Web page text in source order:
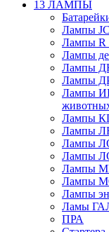
13 ЛАМПЫ
Лампы
Лампы R
Лампы
Лампы
Лампы
Лампы
Лампы
Лампы
Лампы
Лампы
Лампы
Лампы
Лампы
Ламы
ПРА